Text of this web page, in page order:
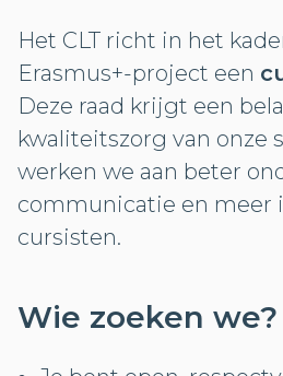
Het CLT richt in het
Erasmus+-project een
Deze raad krijgt een
kwaliteitszorg van onze
werken we aan beter
communicatie en meer
cursisten.
Wie zoeken we?